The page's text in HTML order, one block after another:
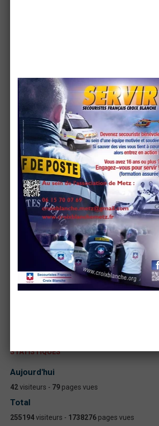
NEWSLETTER
OK
ACTUALITÉS
ASSEMBLEE GENERALE 2023
Formation continue formateur PSC - PAE
ASSEMBLÉE GÉNÉRALE 2022
STATISTIQUES
Aujourd'hui
42visiteurs - 79 pages vues
Total
255194visiteurs - 1738276 pages vues